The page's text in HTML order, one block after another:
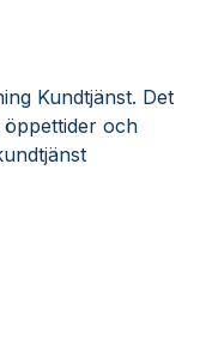
Kundtjänst. Det
och